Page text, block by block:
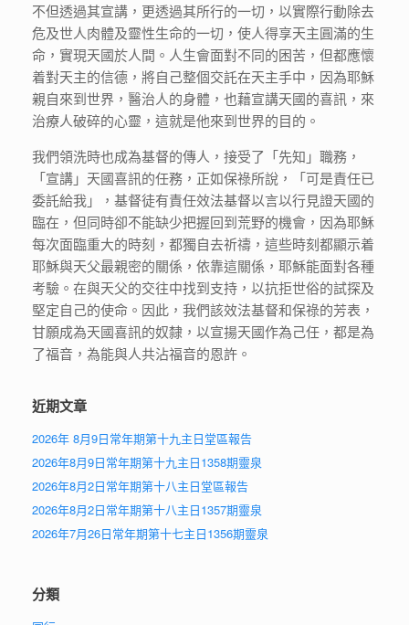
不但透過其宣講，更透過其所行的一切，以實際行動除去
危及世人肉體及靈性生命的一切，使人得享天主圓滿的生
命，實現天國於人間。人生會面對不同的困苦，但都應懷
着對天主的信德，將自己整個交託在天主手中，因為耶穌
親自來到世界，醫治人的身體，也藉宣講天國的喜訊，來
治療人破碎的心靈，這就是他來到世界的目的。
我們領洗時也成為基督的傳人，接受了「先知」職務，
「宣講」天國喜訊的任務，正如保祿所說，「可是責任已
委託給我」，基督徒有責任效法基督以言以行見證天國的
臨在，但同時卻不能缺少把握回到荒野的機會，因為耶穌
每次面臨重大的時刻，都獨自去祈禱，這些時刻都顯示着
耶穌與天父最親密的關係，依靠這關係，耶穌能面對各種
考驗。在與天父的交往中找到支持，以抗拒世俗的試探及
堅定自己的使命。因此，我們該效法基督和保祿的芳表，
甘願成為天國喜訊的奴隸，以宣揚天國作為己任，都是為
了福音，為能與人共沾福音的恩許。
近期文章
2026年 8月9日常年期第十九主日堂區報告
2026年8月9日常年期第十九主日1358期靈泉
2026年8月2日常年期第十八主日堂區報告
2026年8月2日常年期第十八主日1357期靈泉
2026年7月26日常年期第十七主日1356期靈泉
分類